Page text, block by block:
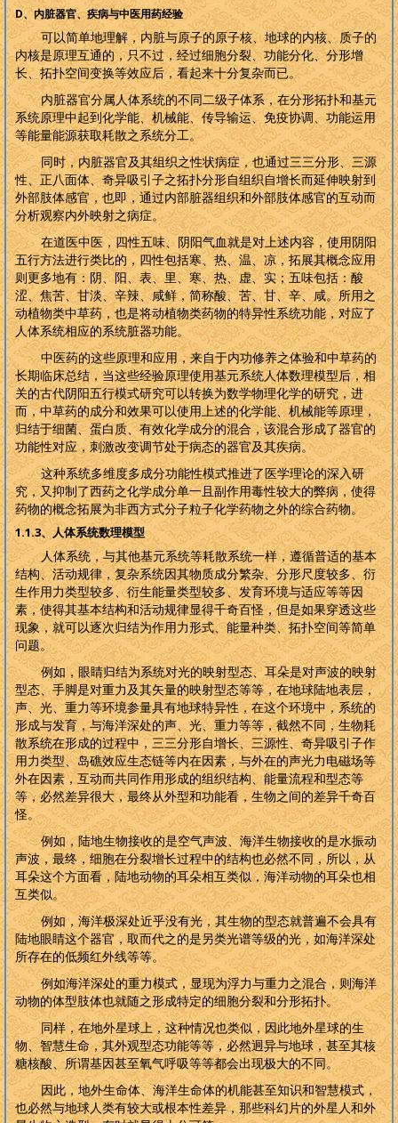
D、内脏器官、疾病与中医用药经验
可以简单地理解，内脏与原子的原子核、地球的内核、质子的
内核是原理互通的，只不过，经过细胞分裂、功能分化、分形增
长、拓扑空间变换等效应后，看起来十分复杂而已。
内脏器官分属人体系统的不同二级子体系，在分形拓扑和基元
系统原理中起到化学能、机械能、传导输运、免疫协调、功能运用
等能量能源获取耗散之系统分工。
同时，内脏器官及其组织之性状病症，也通过三三分形、三源
性、正八面体、奇异吸引子之拓扑分形自组织自增长而延伸映射到
外部肢体感官，也即，通过内部脏器组织和外部肢体感官的互动而
分析观察内外映射之病症。
在道医中医，四性五味、阴阳气血就是对上述内容，使用阴阳
五行方法进行类比的，四性包括寒、热、温、凉，拓展其概念应用
则更多地有：阴、阳、表、里、寒、热、虚、实；五味包括：酸
涩、焦苦、甘淡、辛辣、咸鲜，简称酸、苦、甘、辛、咸。所用之
动植物类中草药，也是将动植物类药物的特异性系统功能，对应了
人体系统相应的系统脏器功能。
中医药的这些原理和应用，来自于内功修养之体验和中草药的
长期临床总结，当这些经验原理使用基元系统人体数理模型后，相
关的古代阴阳五行模式研究可以转换为数学物理化学的研究，进
而，中草药的成分和效果可以使用上述的化学能、机械能等原理，
归结于细菌、蛋白质、有效化学成分的混合，该混合形成了器官的
功能性对应，刺激改变调节处于病态的器官及其疾病。
这种系统多维度多成分功能性模式推进了医学理论的深入研
究，又抑制了西药之化学成分单一且副作用毒性较大的弊病，使得
药物的概念拓展为非西方式分子粒子化学药物之外的综合药物。
1.1.3、人体系统数理模型
人体系统，与其他基元系统等耗散系统一样，遵循普适的基本
结构、活动规律，复杂系统因其物质成分繁杂、分形尺度较多、衍
生作用力类型较多、衍生能量类型较多、发育环境与适应等等因
素，使得其基本结构和活动规律显得千奇百怪，但是如果穿透这些
现象，就可以逐次归结为作用力形式、能量种类、拓扑空间等简单
问题。
例如，眼睛归结为系统对光的映射型态、耳朵是对声波的映射
型态、手脚是对重力及其矢量的映射型态等等，在地球陆地表层，
声、光、重力等环境参量具有地球特异性，在这个环境中，系统的
形成与发育，与海洋深处的声、光、重力等等，截然不同，生物耗
散系统在形成的过程中，三三分形自增长、三源性、奇异吸引子作
用力类型、岛礁效应生态链等内在因素，与外在的声光力电磁场等
外在因素，互动而共同作用形成的组织结构、能量流程和型态等
等，必然差异很大，最终从外型和功能看，生物之间的差异千奇百
怪。
例如，陆地生物接收的是空气声波、海洋生物接收的是水振动
声波，最终，细胞在分裂增长过程中的结构也必然不同，所以，从
耳朵这个方面看，陆地动物的耳朵相互类似，海洋动物的耳朵也相
互类似。
例如，海洋极深处近乎没有光，其生物的型态就普遍不会具有
陆地眼睛这个器官，取而代之的是另类光谱等级的光，如海洋深处
所存在的低频红外线等等。
例如海洋深处的重力模式，显现为浮力与重力之混合，则海洋
动物的体型肢体也就随之形成特定的细胞分裂和分形拓扑。
同样，在地外星球上，这种情况也类似，因此地外星球的生
物、智慧生命，其外观型态功能等等，必然迥异与地球，甚至其核
糖核酸、所谓基因甚至氧气呼吸等等都会出现极大的不同。
因此，地外生命体、海洋生命体的机能甚至知识和智慧模式，
也必然与地球人类有较大或根本性差异，那些科幻片的外星人和外